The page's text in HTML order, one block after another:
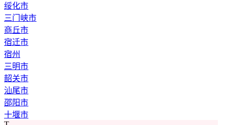
绥化市
三门峡市
商丘市
宿迁市
宿州
三明市
韶关市
汕尾市
邵阳市
十堰市